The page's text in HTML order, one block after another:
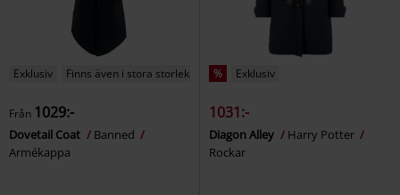
Exklusiv Finns även i stora storlekar
Från 1029:-
Dovetail Coat
Banned
Armékappa
% Exklusiv
1031:-
Diagon Alley
Harry Potter
Rockar